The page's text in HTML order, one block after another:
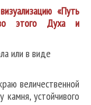
«Путь
этого Духа и
или в виде
величественной
устойчивого